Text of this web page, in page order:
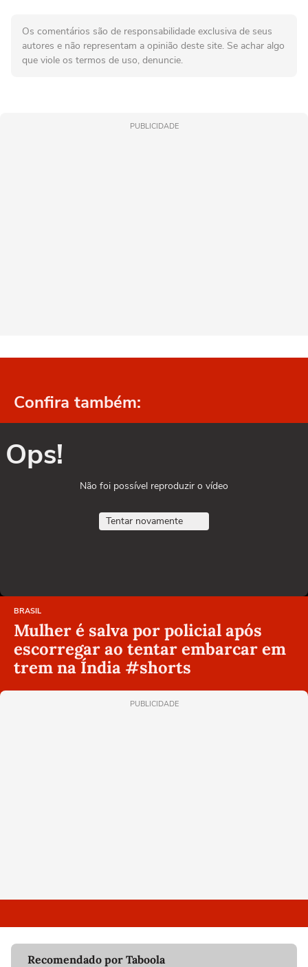
Os comentários são de responsabilidade exclusiva de seus
autores e não representam a opinião deste site. Se achar algo
que viole os termos de uso, denuncie.
PUBLICIDADE
Confira também:
Ops!
Não foi possível reproduzir o vídeo
Tentar novamente
BRASIL
Mulher é salva por policial após
escorregar ao tentar embarcar em
trem na Índia #shorts
PUBLICIDADE
Recomendado por Taboola